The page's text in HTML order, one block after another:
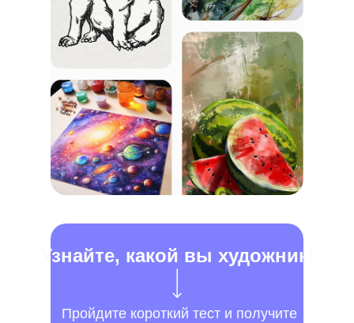
Узнайте, какой вы художник!
Пройдите короткий тест и получите